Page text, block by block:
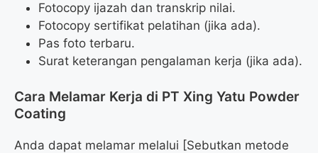
Fotocopy ijazah dan transkrip nilai.
Fotocopy sertifikat pelatihan (jika ada).
Pas foto terbaru.
Surat keterangan pengalaman kerja (jika ada).
Cara Melamar Kerja di PT Xing Yatu Powder
Coating
Anda dapat melamar melalui [Sebutkan metode